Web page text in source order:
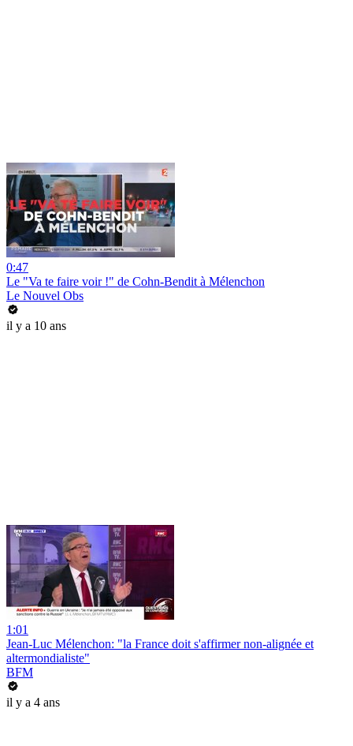
0:47
Le "Va te faire voir !" de Cohn-Bendit à Mélenchon
Le Nouvel Obs
il y a 10 ans
1:01
Jean-Luc Mélenchon: "la France doit s'affirmer non-alignée et
altermondialiste"
BFM
il y a 4 ans